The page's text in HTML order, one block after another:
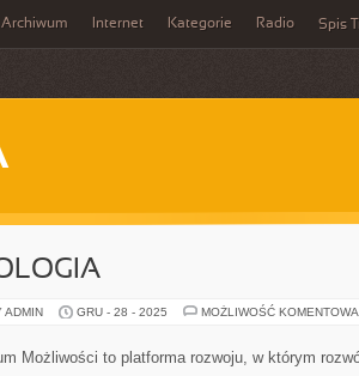
Archiwum Internet Kategorie Radio Spis
ADMIN GRU - 28 - 2025 MOŻLIWOŚĆ
Możliwości to platforma rozwoju, w którym